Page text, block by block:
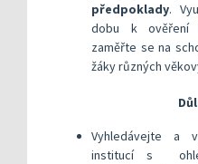
předpoklady.
dobu k ověření
zaměřte se na
žáky různých
Vyhledávejte a
institucí s